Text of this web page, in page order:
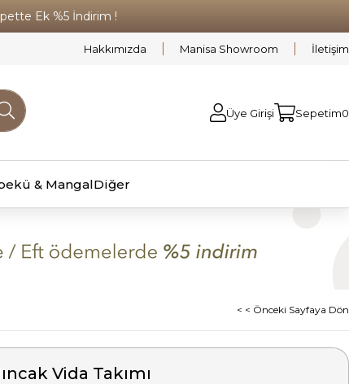
Ek %5 İndirim !
Hakkımızda Manisa Showroom İletişim
Üye Girişi Sepetim0
& MangalDiğer
< < Önceki Sayfaya Dön
Vida Takımı